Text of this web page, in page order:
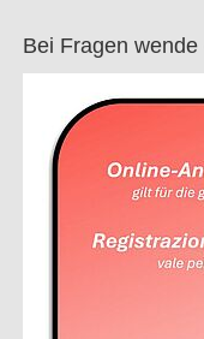
Bei Fragen